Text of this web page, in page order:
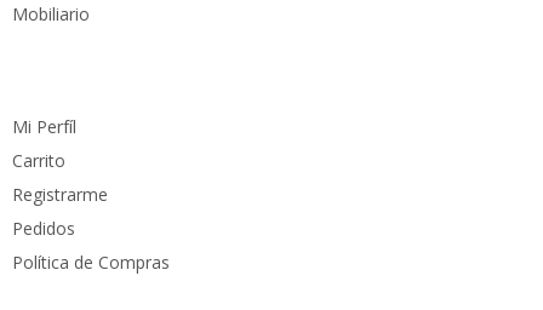
Mobiliario
Mi Perfíl
Carrito
Registrarme
Pedidos
Política de Compras